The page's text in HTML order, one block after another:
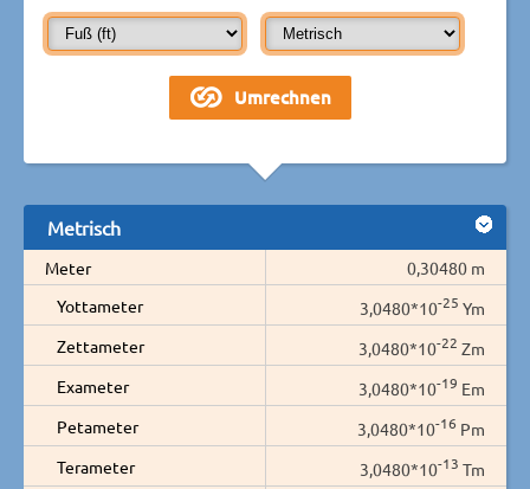
Metrisch
Meter
0,30480 m
Yottameter
3,0480*10-25 Ym
Zettameter
3,0480*10-22 Zm
Exameter
3,0480*10-19 Em
Petameter
3,0480*10-16 Pm
Terameter
3,0480*10-13 Tm